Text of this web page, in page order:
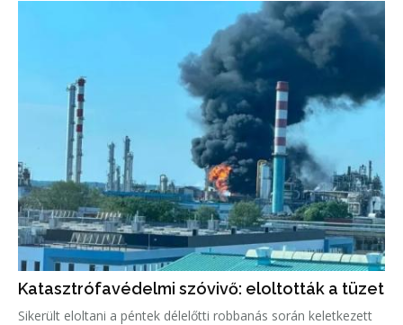
Katasztrófavédelmi szóvivő: eloltották a tüzet
Sikerült eloltani a péntek délelőtti robbanás során keletkezett